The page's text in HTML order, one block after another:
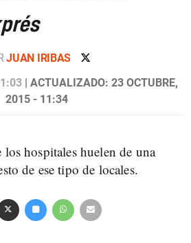
JUAN IRIBAS
| ACTUALIZADO: 23 OCTUBRE,
2015 - 11:34
los hospitales huelen de una
de ese tipo de locales.